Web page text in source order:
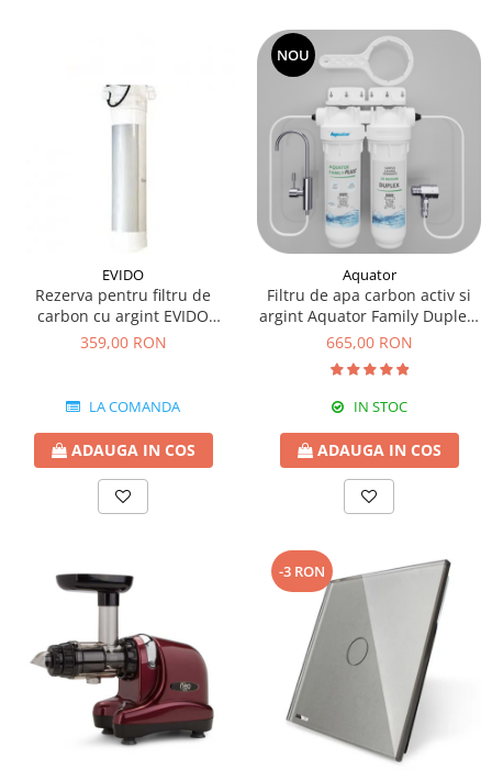
EVIDO
Rezerva pentru filtru de
carbon cu argint EVIDO
GREEN pentru bateriile de
359,00 RON
LA COMANDA
ADAUGA IN COS
NOU
Aquator
Filtru de apa carbon activ si
argint Aquator Family Duplex-
5000-8000 lt
665,00 RON
IN STOC
ADAUGA IN COS
-3 RON